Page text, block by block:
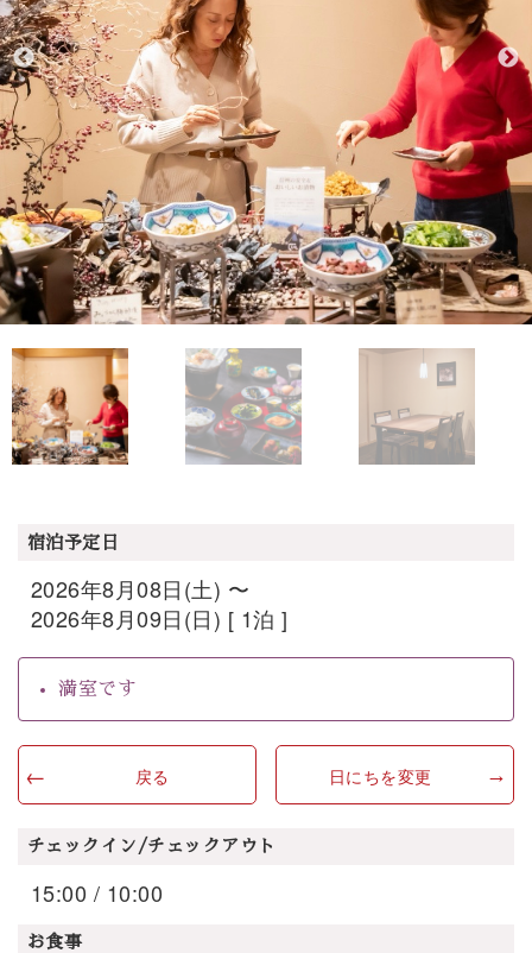
宿泊予定日
2026年8月08日(土) 〜
2026年8月09日(日) [ 1泊 ]
満室です
戻る 日にちを変更
チェックイン/チェックアウト
15:00 / 10:00
お食事